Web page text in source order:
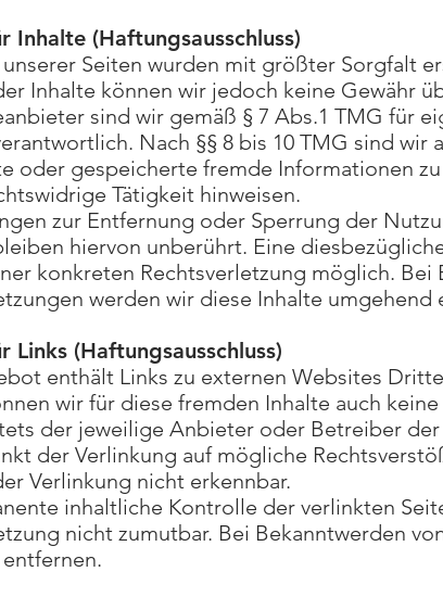
Inhalte (Haftungsausschluss)
Seiten wurden mit größter Sorgfalt
Inhalte können wir jedoch keine Gewähr
sind wir gemäß § 7 Abs.1 TMG für
Nach §§ 8 bis 10 TMG sind
oder gespeicherte fremde Informationen
Tätigkeit hinweisen.
zur Entfernung oder Sperrung der
hiervon unberührt. Eine
konkreten Rechtsverletzung möglich.
werden wir diese Inhalte umgehend
Links (Haftungsausschluss)
enthält Links zu externen Websites
wir für diese fremden Inhalte auch
der jeweilige Anbieter oder Betreiber
der Verlinkung auf mögliche
Verlinkung nicht erkennbar.
inhaltliche Kontrolle der verlinkten
nicht zumutbar. Bei Bekanntwerden